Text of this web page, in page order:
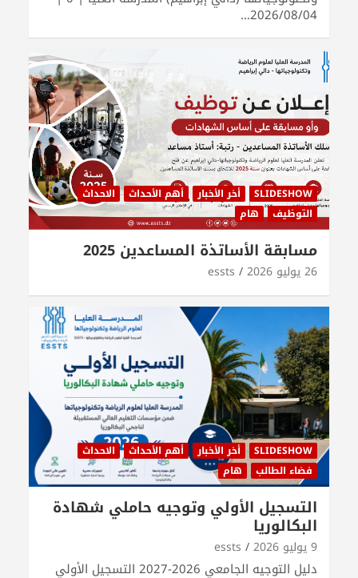
2026/08/04…
SLIDESHOW أخر الأخبار أهم الأحداث
الاحداث
التوظيف
هام
مسابقة الأساتذة المساعدين 2025
26 يوليو 2026 essts
SLIDESHOW أخر الأخبار أهم الأحداث
الاحداث
فضاء الطالب
هام
التسجيل الأولي وتوجيه حاملي شهادة
البكالوريا
9 يوليو 2026 essts
دليل التوجيه الجامعي 2026-2027 التسجيل الأولي